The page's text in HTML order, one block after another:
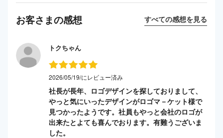
お客さまの感想 すべての感想を見る
トクちゃん
2026/05/19/にレビュー済み
社長が長年、ロゴデザインを探しておりまして、
やっと気にいったデザインがロゴマ－ケット様で
見つかったようです。社員もやっと会社のロゴが
出来たとよても喜んでおります。有難うございま
した。